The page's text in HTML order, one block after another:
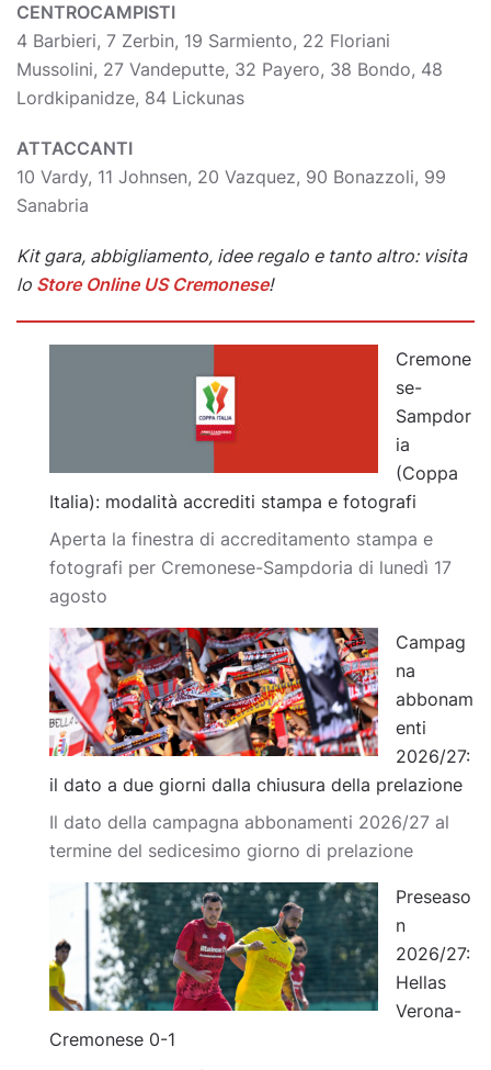
CENTROCAMPISTI
4 Barbieri, 7 Zerbin, 19 Sarmiento, 22 Floriani
Mussolini, 27 Vandeputte, 32 Payero, 38 Bondo, 48
Lordkipanidze, 84 Lickunas
ATTACCANTI
10 Vardy, 11 Johnsen, 20 Vazquez, 90 Bonazzoli, 99
Sanabria
Kit gara, abbigliamento, idee regalo e tanto altro: visita
lo Store Online US Cremonese!
Cremone
se-
Sampdor
ia
(Coppa
Italia): modalità accrediti stampa e fotografi
Aperta la finestra di accreditamento stampa e
fotografi per Cremonese-Sampdoria di lunedì 17
agosto
Campag
na
abbonam
enti
2026/27:
il dato a due giorni dalla chiusura della prelazione
Il dato della campagna abbonamenti 2026/27 al
termine del sedicesimo giorno di prelazione
Preseaso
n
2026/27:
Hellas
Verona-
Cremonese 0-1